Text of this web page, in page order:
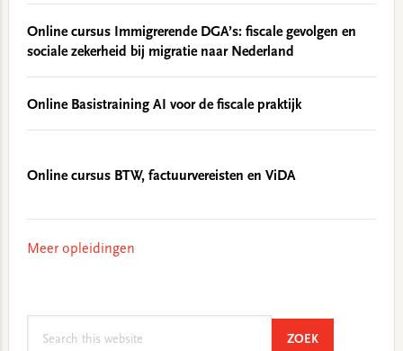
Online cursus Immigrerende DGA’s: fiscale gevolgen en
sociale zekerheid bij migratie naar Nederland
Online Basistraining AI voor de fiscale praktijk
Online cursus BTW, factuurvereisten en ViDA
Meer opleidingen
ZOEKSEARCH